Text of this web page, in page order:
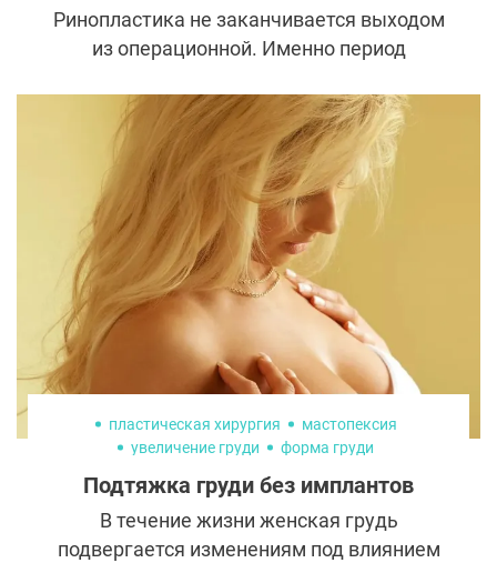
Ринопластика не заканчивается выходом
из операционной. Именно период
каким будет итоговый результат — как
эстетический, так и функциональный.
Современные технологии значительно
упростили и ускорили реабилитацию,
однако вокруг неё по-прежнему
существует множество мифов, начиная от
«месяцами нельзя выходить из дома» до
ожиданий мгновенного финального
результата.
пластическая хирургия
мастопексия
увеличение груди
форма груди
Подтяжка груди без имплантов
В течение жизни женская грудь
подвергается изменениям под влиянием